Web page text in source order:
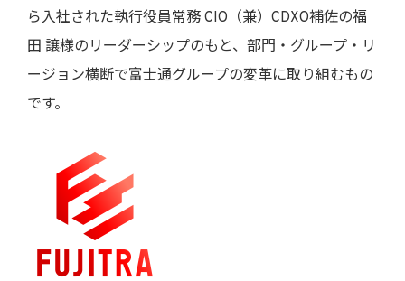
ら入社された執行役員常務 CIO（兼）CDXO補佐の福
田 譲様のリーダーシップのもと、部門・グループ・リ
ージョン横断で富士通グループの変革に取り組むもの
です。